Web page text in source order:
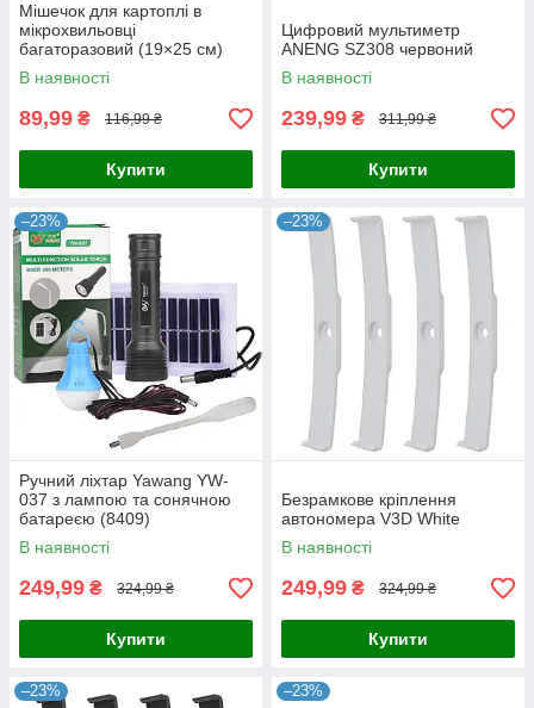
Мішечок для картоплі в
мікрохвильовці
багаторазовий (19×25 см)
MPG-01
В наявності
89,99 ₴ 116,99 ₴
Купити
Цифровий мультиметр
ANENG SZ308 червоний
В наявності
239,99 ₴ 311,99 ₴
Купити
–23%
Ручний ліхтар Yawang YW-
037 з лампою та сонячною
батареєю (8409)
В наявності
249,99 ₴ 324,99 ₴
Купити
–23%
Безрамкове кріплення
автономера V3D White
В наявності
249,99 ₴ 324,99 ₴
Купити
–23% –23%